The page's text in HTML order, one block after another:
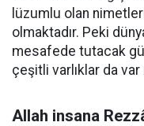
lüzumlu olan
olmaktadır. Peki
mesafede tutacak
çeşitli varlıklar da var
Allah insana